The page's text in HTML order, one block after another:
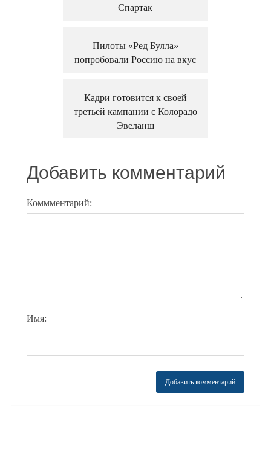
Спартак
Пилоты «Ред Булла»
попробовали Россию на вкус
Кадри готовится к своей
третьей кампании с Колорадо
Эвеланш
Добавить комментарий
Коммментарий:
Имя: